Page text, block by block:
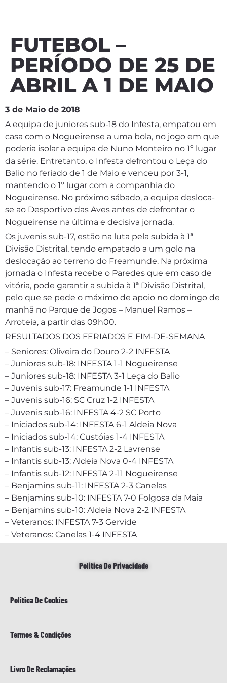
FUTEBOL –
PERÍODO DE 25 DE
ABRIL A 1 DE MAIO
3 de Maio de 2018
A equipa de juniores sub-18 do Infesta, empatou em
casa com o Nogueirense a uma bola, no jogo em que
poderia isolar a equipa de Nuno Monteiro no 1º lugar
da série. Entretanto, o Infesta defrontou o Leça do
Balio no feriado de 1 de Maio e venceu por 3-1,
mantendo o 1º lugar com a companhia do
Nogueirense. No próximo sábado, a equipa desloca-
se ao Desportivo das Aves antes de defrontar o
Nogueirense na última e decisiva jornada.
Os juvenis sub-17, estão na luta pela subida à 1ª
Divisão Distrital, tendo empatado a um golo na
deslocação ao terreno do Freamunde. Na próxima
jornada o Infesta recebe o Paredes que em caso de
vitória, pode garantir a subida à 1ª Divisão Distrital,
pelo que se pede o máximo de apoio no domingo de
manhã no Parque de Jogos – Manuel Ramos –
Arroteia, a partir das 09h00.
RESULTADOS DOS FERIADOS E FIM-DE-SEMANA
– Seniores: Oliveira do Douro 2-2 INFESTA
– Juniores sub-18: INFESTA 1-1 Nogueirense
– Juniores sub-18: INFESTA 3-1 Leça do Balio
– Juvenis sub-17: Freamunde 1-1 INFESTA
– Juvenis sub-16: SC Cruz 1-2 INFESTA
– Juvenis sub-16: INFESTA 4-2 SC Porto
– Iniciados sub-14: INFESTA 6-1 Aldeia Nova
– Iniciados sub-14: Custóias 1-4 INFESTA
– Infantis sub-13: INFESTA 2-2 Lavrense
– Infantis sub-13: Aldeia Nova 0-4 INFESTA
– Infantis sub-12: INFESTA 2-11 Nogueirense
– Benjamins sub-11: INFESTA 2-3 Canelas
– Benjamins sub-10: INFESTA 7-0 Folgosa da Maia
– Benjamins sub-10: Aldeia Nova 2-2 INFESTA
– Veteranos: INFESTA 7-3 Gervide
– Veteranos: Canelas 1-4 INFESTA
Politica De Privacidade
Politica De Cookies
Termos & Condições
Livro De Reclamações